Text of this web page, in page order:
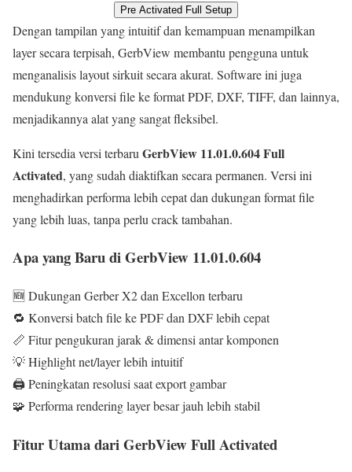
Pre Activated Full Setup
Dengan tampilan yang intuitif dan kemampuan menampilkan
layer secara terpisah, GerbView membantu pengguna untuk
menganalisis layout sirkuit secara akurat. Software ini juga
mendukung konversi file ke format PDF, DXF, TIFF, dan lainnya,
menjadikannya alat yang sangat fleksibel.
Kini tersedia versi terbaru GerbView 11.01.0.604 Full
Activated, yang sudah diaktifkan secara permanen. Versi ini
menghadirkan performa lebih cepat dan dukungan format file
yang lebih luas, tanpa perlu crack tambahan.
Apa yang Baru di GerbView 11.01.0.604
🆕 Dukungan Gerber X2 dan Excellon terbaru
🔁 Konversi batch file ke PDF dan DXF lebih cepat
📏 Fitur pengukuran jarak & dimensi antar komponen
💡 Highlight net/layer lebih intuitif
🖨️ Peningkatan resolusi saat export gambar
🧩 Performa rendering layer besar jauh lebih stabil
Fitur Utama dari GerbView Full Activated